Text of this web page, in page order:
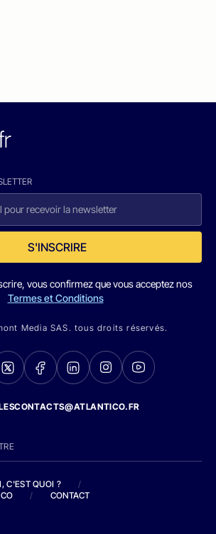
S'INSCRIRE
vous confirmez que vous acceptez nos
Termes et Conditions
Media SAS. tous droits réservés.
C'EST QUOI ?
/
/ CONTACT